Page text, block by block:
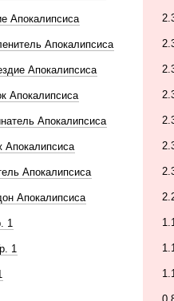
Апокалипсиса
Апокалипсиса
Апокалипсиса
Апокалипсиса
Апокалипсиса
Апокалипсиса
Апокалипсиса
Апокалипсиса
1
1